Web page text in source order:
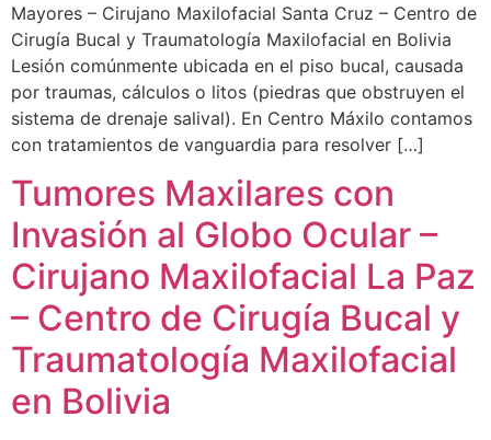
Mayores – Cirujano Maxilofacial Santa Cruz – Centro de
Cirugía Bucal y Traumatología Maxilofacial en Bolivia
Lesión comúnmente ubicada en el piso bucal, causada
por traumas, cálculos o litos (piedras que obstruyen el
sistema de drenaje salival). En Centro Máxilo contamos
con tratamientos de vanguardia para resolver […]
Tumores Maxilares con
Invasión al Globo Ocular –
Cirujano Maxilofacial La Paz
– Centro de Cirugía Bucal y
Traumatología Maxilofacial
en Bolivia